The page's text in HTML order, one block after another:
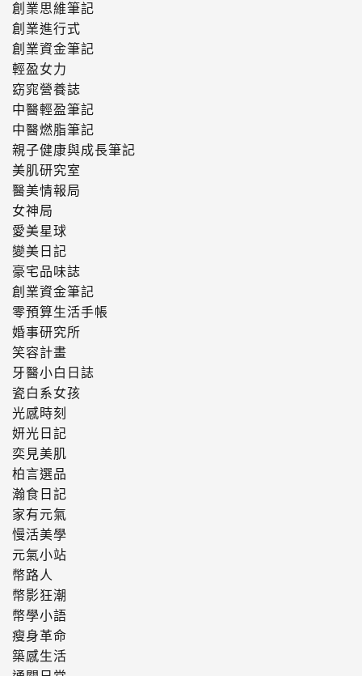
創業思維筆記
創業進行式
創業資金筆記
輕盈女力
窈窕營養誌
中醫輕盈筆記
中醫燃脂筆記
親子健康與成長筆記
美肌研究室
醫美情報局
女神局
愛美星球
變美日記
豪宅品味誌
創業資金筆記
零預算生活手帳
婚事研究所
笑容計畫
牙醫小白日誌
瓷白系女孩
光感時刻
妍光日記
奕見美肌
柏言選品
瀚食日記
家有元氣
慢活美學
元氣小站
幣路人
幣影狂潮
幣學小語
瘦身革命
築感生活